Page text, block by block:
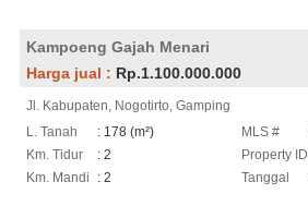
Kampoeng Gajah Menari
Harga jual : Rp.1.100.000.000
Jl. Kabupaten, Nogotirto, Gamping
L. Tanah
: 178 (m²)
Km. Tidur
: 2
Km. Mandi
: 2
MLS #
Property ID
Tanggal